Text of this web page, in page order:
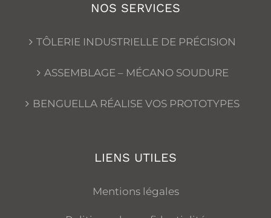
NOS SERVICES
TÔLERIE INDUSTRIELLE DE PRÉCISION
ASSEMBLAGE – MÉCANO SOUDURE
BENGUELLA RÉALISE VOS PROTOTYPES
LIENS UTILES
Mentions légales